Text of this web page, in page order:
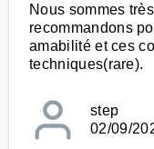
Nous sommes
recommandons
amabilité et ces
techniques(rare).
step
02/09/